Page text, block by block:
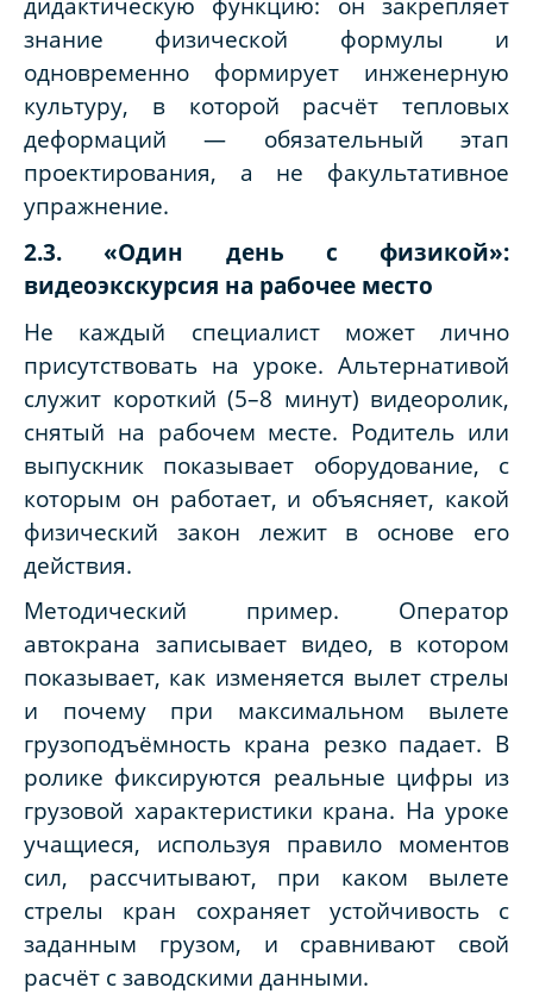
знание физической формулы и
одновременно формирует инженерную
культуру, в которой расчёт тепловых
деформаций — обязательный этап
проектирования, а не факультативное
упражнение.
2.3. «Один день с физикой»:
видеоэкскурсия на рабочее место
Не каждый специалист может лично
присутствовать на уроке. Альтернативой
служит короткий (5–8 минут) видеоролик,
снятый на рабочем месте. Родитель или
выпускник показывает оборудование, с
которым он работает, и объясняет, какой
физический закон лежит в основе его
действия.
Методический пример. Оператор
автокрана записывает видео, в котором
показывает, как изменяется вылет стрелы
и почему при максимальном вылете
грузоподъёмность крана резко падает. В
ролике фиксируются реальные цифры из
грузовой характеристики крана. На уроке
учащиеся, используя правило моментов
сил, рассчитывают, при каком вылете
стрелы кран сохраняет устойчивость с
заданным грузом, и сравнивают свой
расчёт с заводскими данными.